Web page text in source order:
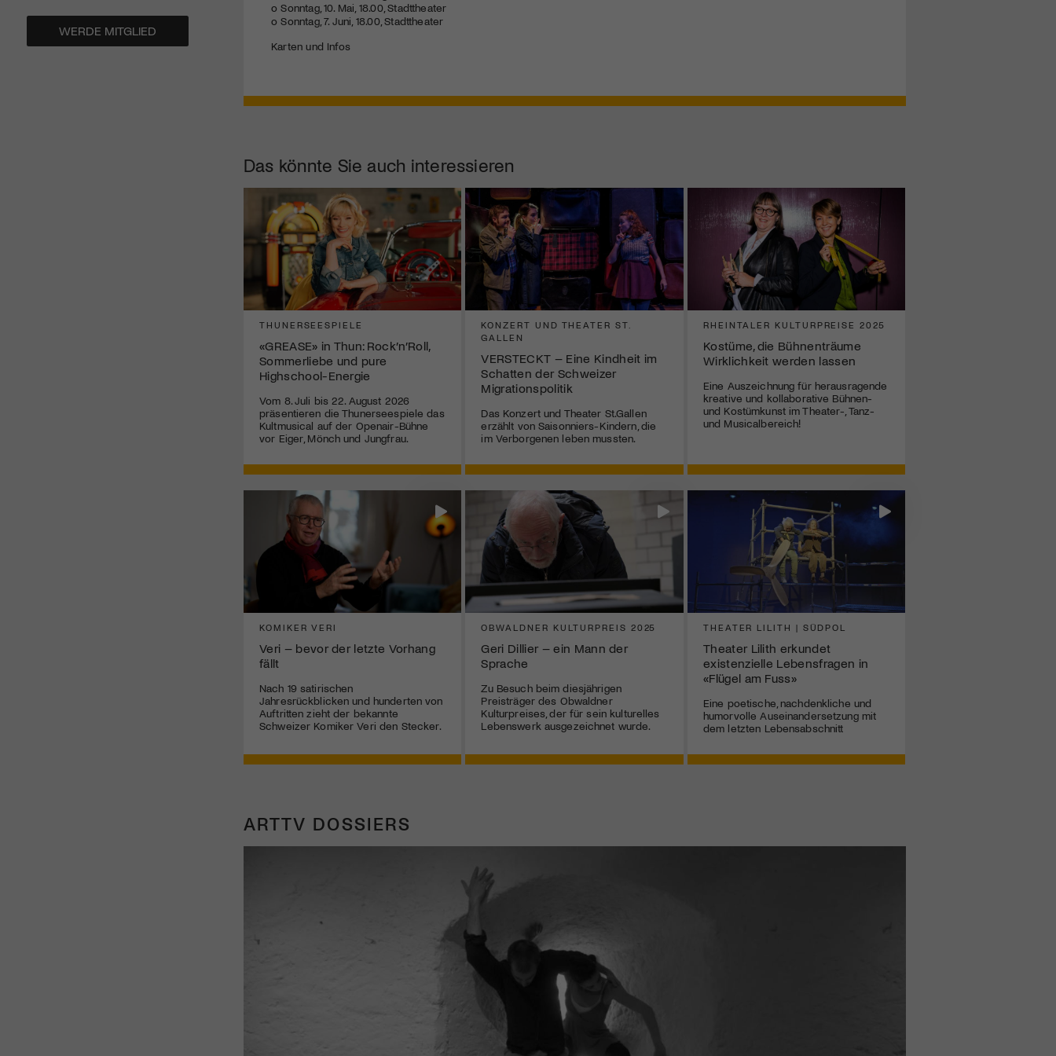
WERDE MITGLIED
o Sonntag, 10. Mai, 18.00, Stadttheater
o Sonntag, 7. Juni, 18.00, Stadttheater
Karten und Infos
Das könnte Sie auch interessieren
THUNERSEESPIELE
«GREASE» in Thun: Rock’n’Roll,
Sommerliebe und pure
Highschool-Energie
Vom 8. Juli bis 22. August 2026
präsentieren die Thunerseespiele das
Kultmusical auf der Openair-Bühne
vor Eiger, Mönch und Jungfrau.
KONZERT UND THEATER ST.
GALLEN
VERSTECKT – Eine Kindheit im
Schatten der Schweizer
Migrationspolitik
Das Konzert und Theater St.Gallen
erzählt von Saisonniers-Kindern, die
im Verborgenen leben mussten.
RHEINTALER KULTURPREISE 2025
Kostüme, die Bühnenträume
Wirklichkeit werden lassen
Eine Auszeichnung für herausragende
kreative und kollaborative Bühnen-
und Kostümkunst im Theater-, Tanz-
und Musicalbereich!
KOMIKER VERI
Veri – bevor der letzte Vorhang
fällt
Nach 19 satirischen
Jahresrückblicken und hunderten von
Auftritten zieht der bekannte
Schweizer Komiker Veri den Stecker.
OBWALDNER KULTURPREIS 2025
Geri Dillier – ein Mann der
Sprache
Zu Besuch beim diesjährigen
Preisträger des Obwaldner
Kulturpreises, der für sein kulturelles
Lebenswerk ausgezeichnet wurde.
THEATER LILITH | SÜDPOL
Theater Lilith erkundet
existenzielle Lebensfragen in
«Flügel am Fuss»
Eine poetische, nachdenkliche und
humorvolle Auseinandersetzung mit
dem letzten Lebensabschnitt
ARTTV DOSSIERS